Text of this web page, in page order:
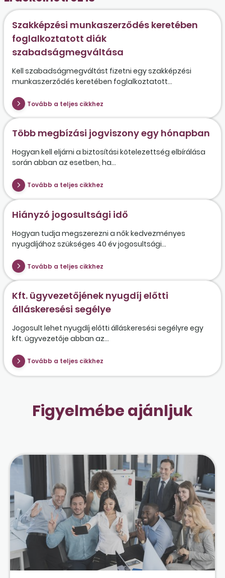
Szakképzési munkaszerződés keretében
foglalkoztatott diák
szabadságmegváltása
Kell szabadságmegváltást fizetni egy szakképzési
munkaszerződés keretében foglalkoztatott...
Tovább a teljes cikkhez
Több megbízási jogviszony egy hónapban
Hogyan kell eljárni a biztosítási kötelezettség elbírálása
során abban az esetben, ha...
Tovább a teljes cikkhez
Hiányzó jogosultsági idő
Hogyan tudja megszerezni a nők kedvezményes
nyugdíjához szükséges 40 év jogosultsági...
Tovább a teljes cikkhez
Kft. ügyvezetőjének nyugdíj előtti
álláskeresési segélye
Jogosult lehet nyugdíj előtti álláskeresési segélyre egy
kft. ügyvezetője abban az...
Tovább a teljes cikkhez
Figyelmébe ajánljuk